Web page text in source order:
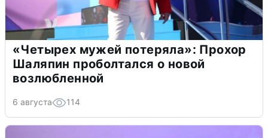
«Четырех мужей потеряла»: Прохор
Шаляпин проболтался о новой
возлюбленной
6 августа 114